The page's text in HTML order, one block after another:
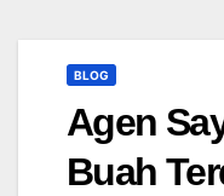
BLOG
Agen
Buah